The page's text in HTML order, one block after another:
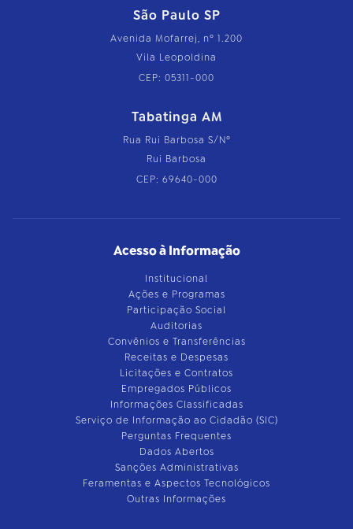
São Paulo SP
Avenida Mofarrej, nº 1.200
Vila Leopoldina
CEP: 05311-000
Tabatinga AM
Rua Rui Barbosa S/Nº
Rui Barbosa
CEP: 69640-000
Acesso à Informação
Institucional
Ações e Programas
Participação Social
Auditorias
Convênios e Transferências
Receitas e Despesas
Licitações e Contratos
Empregados Públicos
Informações Classificadas
Serviço de Informação ao Cidadão (SIC)
Perguntas Frequentes
Dados Abertos
Sanções Administrativas
Feramentas e Aspectos Tecnológicos
Outras Informações